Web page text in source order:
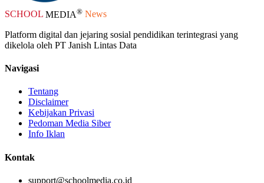
SCHOOL MEDIA® News
Platform digital dan jejaring sosial pendidikan terintegrasi yang
dikelola oleh PT Janish Lintas Data
Navigasi
Tentang
Disclaimer
Kebijakan Privasi
Pedoman Media Siber
Info Iklan
Kontak
support@schoolmedia.co.id